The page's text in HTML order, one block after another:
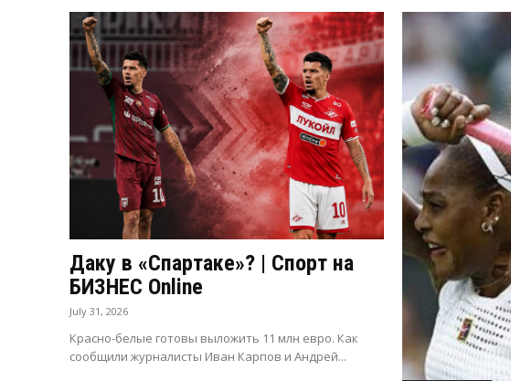
Даку в «Спартаке»? | Спорт на
БИЗНЕС Online
July 31, 2026
Красно-белые готовы выложить 11 млн евро. Как
сообщили журналисты Иван Карпов и Андрей...